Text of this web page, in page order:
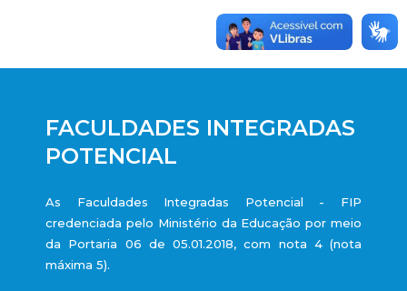
FACULDADES INTEGRADAS
POTENCIAL
As Faculdades Integradas Potencial - FIP
credenciada pelo Ministério da Educação por meio
da Portaria 06 de 05.01.2018, com nota 4 (nota
máxima 5).